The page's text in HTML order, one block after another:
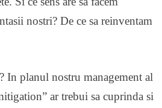
nostri? De ce sa reinventam
In planul nostru management al
ar trebui sa cuprinda si